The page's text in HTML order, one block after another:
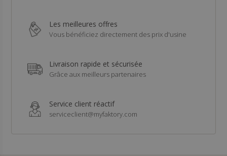
Les meilleures offres
Vous bénéficiez directement des prix d'usine
Livraison rapide et sécurisée
Grâce aux meilleurs partenaires
Service client réactif
serviceclient@myfaktory.com